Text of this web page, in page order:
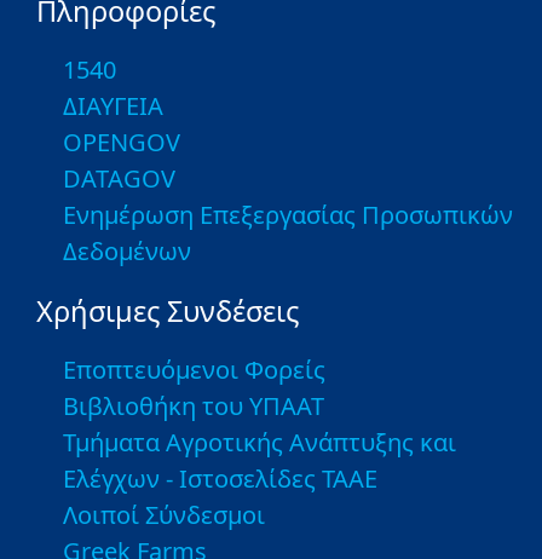
Πληροφορίες
1540
ΔΙΑΥΓΕΙΑ
OPENGOV
DATAGOV
Ενημέρωση Επεξεργασίας Προσωπικών
Δεδομένων
Χρήσιμες Συνδέσεις
Εποπτευόμενοι Φορείς
Βιβλιοθήκη του ΥΠΑΑΤ
Τμήματα Αγροτικής Ανάπτυξης και
Ελέγχων - Ιστοσελίδες ΤΑΑΕ
Λοιποί Σύνδεσμοι
Greek Farms